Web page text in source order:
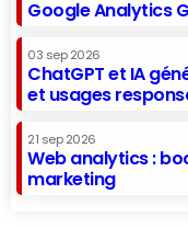
Google Analytics
03 sep 2026
ChatGPT et IA
et usages
21 sep 2026
Web analytics :
marketing